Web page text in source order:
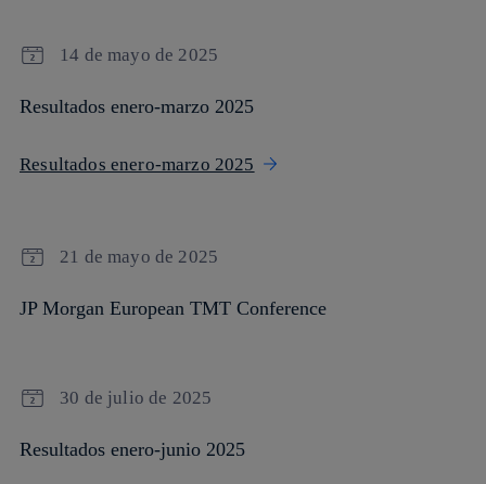
14 de mayo de 2025
Resultados enero-marzo 2025
Resultados enero-marzo 2025
21 de mayo de 2025
JP Morgan European TMT Conference
30 de julio de 2025
Resultados enero-junio 2025